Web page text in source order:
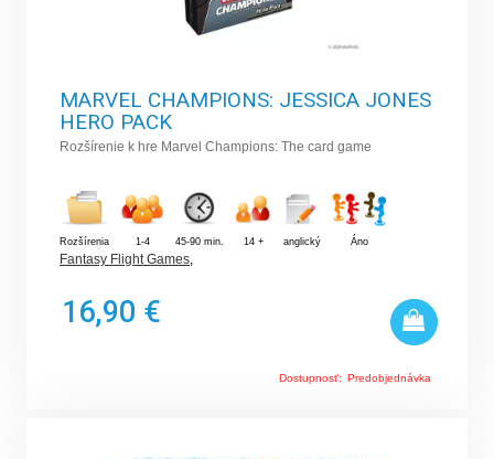
MARVEL CHAMPIONS: JESSICA JONES
HERO PACK
Rozšírenie k hre Marvel Champions: The card game
Rozšírenia 1-4 45-90 min. 14 + anglický Áno
Fantasy Flight Games,
16,90 €
Dostupnosť: Predobjednávka